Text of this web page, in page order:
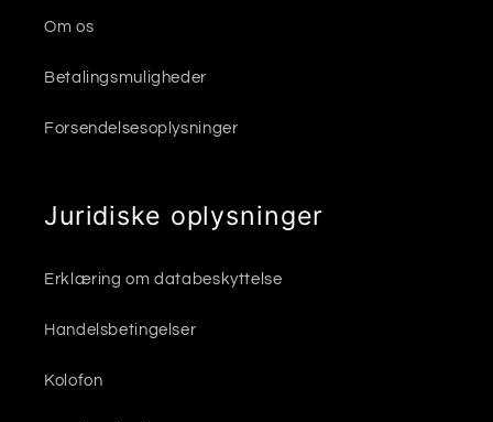
Om os
Betalingsmuligheder
Forsendelsesoplysninger
Juridiske oplysninger
Erklæring om databeskyttelse
Handelsbetingelser
Kolofon